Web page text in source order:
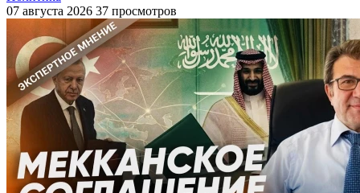
07 августа 2026 37 просмотров